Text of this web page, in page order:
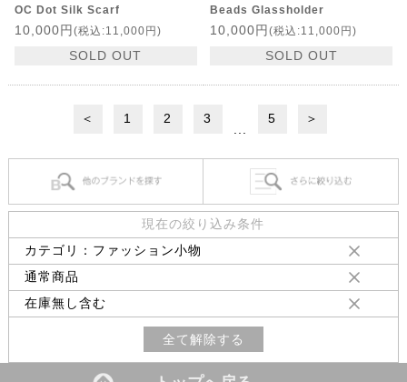
OC Dot Silk Scarf
10,000円 (税込:11,000円)
SOLD OUT
Beads Glassholder
10,000円 (税込:11,000円)
SOLD OUT
＜ 1 2 3 5 ＞
現在の絞り込み条件
カテゴリ：ファッション小物
通常商品
在庫無し含む
全て解除する